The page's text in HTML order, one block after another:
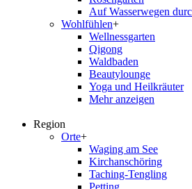
Auf Wasserwegen
Wohlfühlen+
Wellnessgarten
Qigong
Waldbaden
Beautylounge
Yoga und Heilkräuter
Mehr anzeigen
Region
Orte+
Waging am See
Kirchanschöring
Taching-Tengling
Petting